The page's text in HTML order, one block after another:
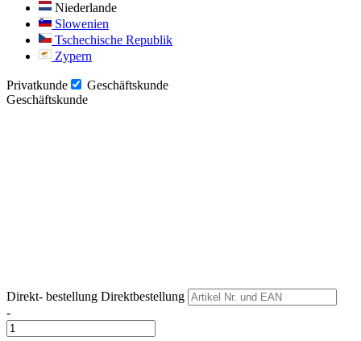
Niederlande
Slowenien
Tschechische Republik
Zypern
Privatkunde
Geschäftskunde
Geschäftskunde
Direkt- bestellung Direktbestellung
-